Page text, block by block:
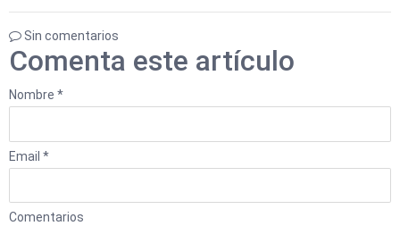
Sin comentarios
Comenta este artículo
Nombre *
Email *
Comentarios